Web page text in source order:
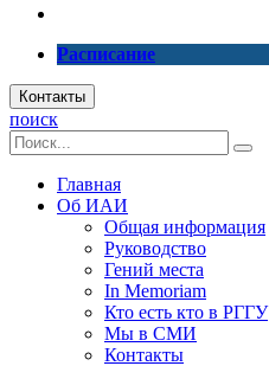
Расписание
Контакты
поиск
Главная
Об ИАИ
Общая информация
Руководство
Гений места
In Memoriam
Кто есть кто в РГГУ
Мы в СМИ
Контакты